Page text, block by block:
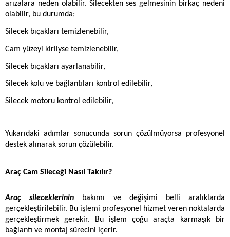
arızalara neden olabilir. Silecekten ses gelmesinin birkaç nedeni
olabilir, bu durumda;
Silecek bıçakları temizlenebilir,
Cam yüzeyi kirliyse temizlenebilir,
Silecek bıçakları ayarlanabilir,
Silecek kolu ve bağlantıları kontrol edilebilir,
Silecek motoru kontrol edilebilir,
Yukarıdaki adımlar sonucunda sorun çözülmüyorsa profesyonel
destek alınarak sorun çözülebilir.
Araç Cam Sileceği Nasıl Takılır?
Araç sileceklerinin bakımı ve değişimi belli aralıklarda
gerçekleştirilebilir. Bu işlemi profesyonel hizmet veren noktalarda
gerçekleştirmek gerekir. Bu işlem çoğu araçta karmaşık bir
bağlantı ve montaj sürecini içerir.